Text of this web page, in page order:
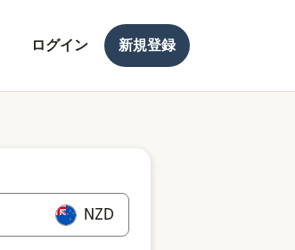
ログイン 新規登録
NZD